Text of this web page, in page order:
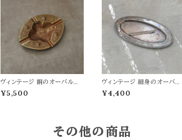
ヴィンテージ 銅のオーバルア
ッシュトレイ
¥5,500
ヴィンテージ 細身のオーバル
プレート
¥4,400
その他の商品